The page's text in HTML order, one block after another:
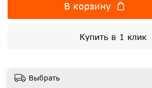
В корзину
Купить в 1 клик
Выбрать